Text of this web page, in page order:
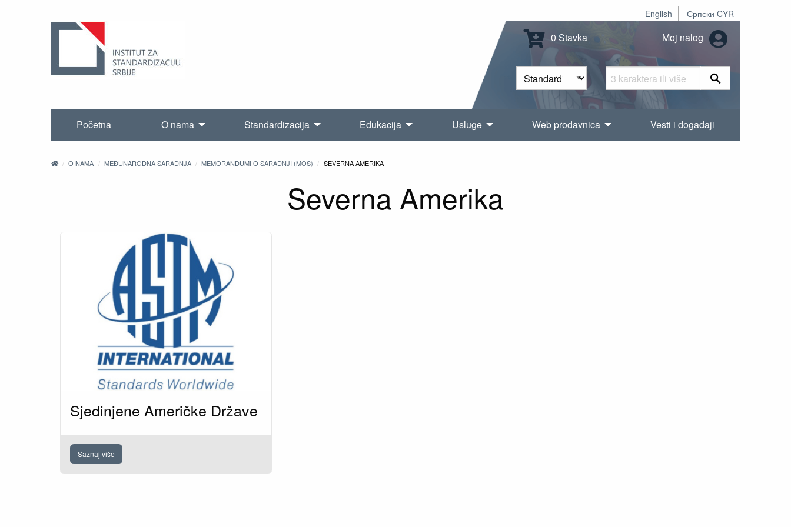
English Српски CYR
0 Stavka Moj nalog
Početna O nama Standardizacija Edukacija Usluge Web prodavnica Vesti i događaji
O NAMA MEĐUNARODNA SARADNJA MEMORANDUMI O SARADNJI (MOS) SEVERNA AMERIKA
Severna Amerika
Sjedinjene Američke Države
Saznaj više